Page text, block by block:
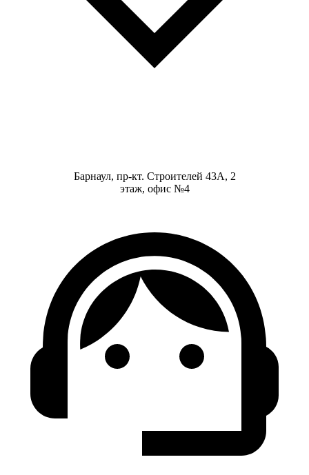
Барнаул, пр-кт. Строителей 43А, 2
этаж, офис №4